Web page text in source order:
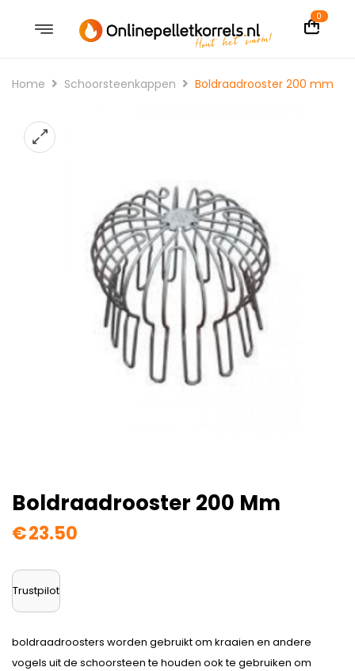
0
Home Schoorsteenkappen Boldraadrooster 200 mm
Boldraadrooster 200 Mm
€23.50
Trustpilot
boldraadroosters worden gebruikt om kraaien en andere
vogels uit de schoorsteen te houden ook te gebruiken om